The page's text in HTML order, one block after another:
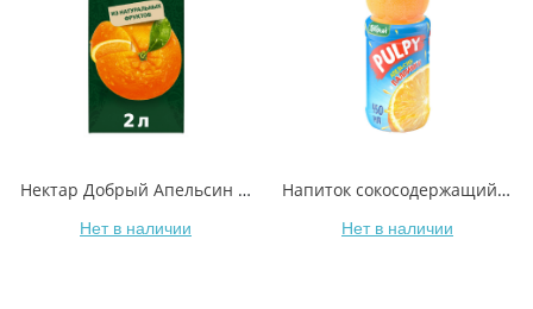
Нектар Добрый Апельсин с мякотью 2 л
Нет в наличии
Напиток сокосодержащий Добрый Pulpy апельсин с мякотью 450 мл
Нет в наличии